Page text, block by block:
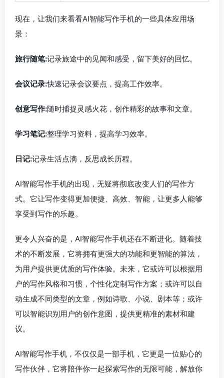
现在，让我们来看看AI智能写作手机的一些具体应用场
景：
旅行随笔:记录旅途中的见闻和感受，留下美好的回忆。
会议记录:快速记录会议要点，提高工作效率。
创意写作:随时捕捉灵感火花，创作精彩的故事和文章。
学习笔记:整理学习资料，提高学习效率。
日记:记录生活点滴，反思成长历程。
AI智能写作手机的出现，无疑将彻底改变人们的写作方
式。它让写作变得更加便捷、高效、智能，让更多人能够
享受到写作的乐趣。
更令人兴奋的是，AI智能写作手机还在不断进化。随着技
术的不断发展，它将拥有更强大的功能和更智能的算法，
为用户提供更优质的写作体验。未来，它或许可以根据用
户的写作风格和习惯，个性化定制写作方案；或许可以自
动生成不同类型的文章，例如诗歌、小说、剧本等；或许
可以智能识别用户的创作意图，提供更精准的素材和建
议。
AI智能写作手机，不仅仅是一部手机，它更是一位贴心的
写作伙伴，它将陪伴你一起探索写作的无限可能，解放你